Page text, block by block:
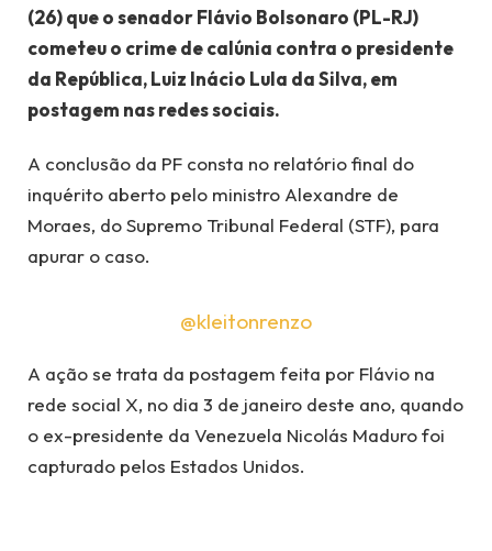
(26) que o senador Flávio Bolsonaro (PL-RJ)
cometeu o crime de calúnia contra o presidente
da República, Luiz Inácio Lula da Silva, em
postagem nas redes sociais.
A conclusão da PF consta no relatório final do
inquérito aberto pelo ministro Alexandre de
Moraes, do Supremo Tribunal Federal (STF), para
apurar o caso.
@kleitonrenzo
A ação se trata da postagem feita por Flávio na
rede social X, no dia 3 de janeiro deste ano, quando
o ex-presidente da Venezuela Nicolás Maduro foi
capturado pelos Estados Unidos.